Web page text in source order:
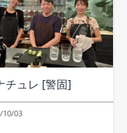
チュレ [警固]
10/03